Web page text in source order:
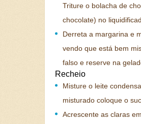
Triture o bolacha de
chocolate) no
Derreta a margarina e
vendo que está bem
falso e reserve na
Recheio
Misture o leite
misturado coloque o
Acrescente as claras